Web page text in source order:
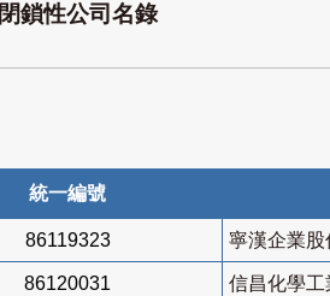
閉鎖性公司名錄
統一編號
86119323 寧漢企業股
86120031 信昌化學工